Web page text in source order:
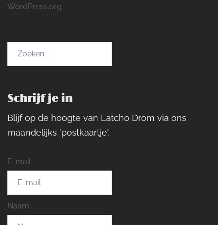
WordPress.org
Schrijf je in
Blijf op de hoogte van Latcho Drom via ons
maandelijks 'postkaartje'.
E-mail
Naam